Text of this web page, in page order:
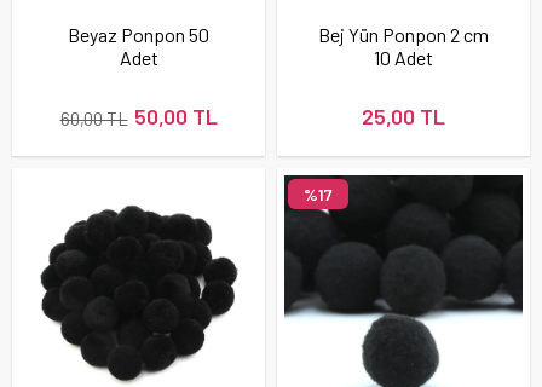
Beyaz Ponpon 50
Adet
50,00 TL
60,00 TL
Bej Yün Ponpon 2 cm
10 Adet
25,00 TL
%17